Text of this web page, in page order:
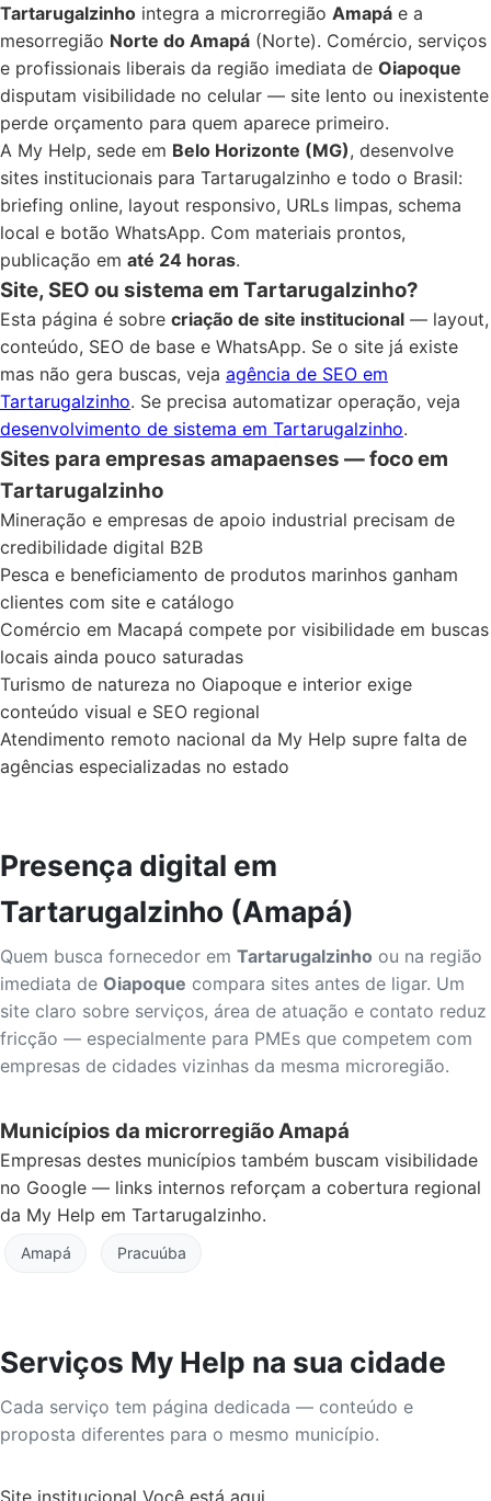
Tartarugalzinho integra a microrregião Amapá e a
mesorregião Norte do Amapá (Norte). Comércio, serviços
e profissionais liberais da região imediata de Oiapoque
disputam visibilidade no celular — site lento ou inexistente
perde orçamento para quem aparece primeiro.
A My Help, sede em Belo Horizonte (MG), desenvolve
sites institucionais para Tartarugalzinho e todo o Brasil:
briefing online, layout responsivo, URLs limpas, schema
local e botão WhatsApp. Com materiais prontos,
publicação em até 24 horas.
Site, SEO ou sistema em Tartarugalzinho?
Esta página é sobre criação de site institucional — layout,
conteúdo, SEO de base e WhatsApp. Se o site já existe
mas não gera buscas, veja agência de SEO em
Tartarugalzinho. Se precisa automatizar operação, veja
desenvolvimento de sistema em Tartarugalzinho.
Sites para empresas amapaenses — foco em
Tartarugalzinho
Mineração e empresas de apoio industrial precisam de
credibilidade digital B2B
Pesca e beneficiamento de produtos marinhos ganham
clientes com site e catálogo
Comércio em Macapá compete por visibilidade em buscas
locais ainda pouco saturadas
Turismo de natureza no Oiapoque e interior exige
conteúdo visual e SEO regional
Atendimento remoto nacional da My Help supre falta de
agências especializadas no estado
Presença digital em
Tartarugalzinho (Amapá)
Quem busca fornecedor em Tartarugalzinho ou na região
imediata de Oiapoque compara sites antes de ligar. Um
site claro sobre serviços, área de atuação e contato reduz
fricção — especialmente para PMEs que competem com
empresas de cidades vizinhas da mesma microregião.
Municípios da microrregião Amapá
Empresas destes municípios também buscam visibilidade
no Google — links internos reforçam a cobertura regional
da My Help em Tartarugalzinho.
Amapá Pracuúba
Serviços My Help na sua cidade
Cada serviço tem página dedicada — conteúdo e
proposta diferentes para o mesmo município.